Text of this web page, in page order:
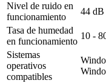
Nivel de ruido en
funcionamiento
44 dB
Tasa de humedad
en funcionamiento
10 -
Sistemas
operativos
compatibles